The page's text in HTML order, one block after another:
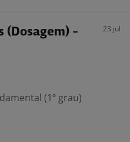
(Dosagem) -
23 jul
(1º grau)